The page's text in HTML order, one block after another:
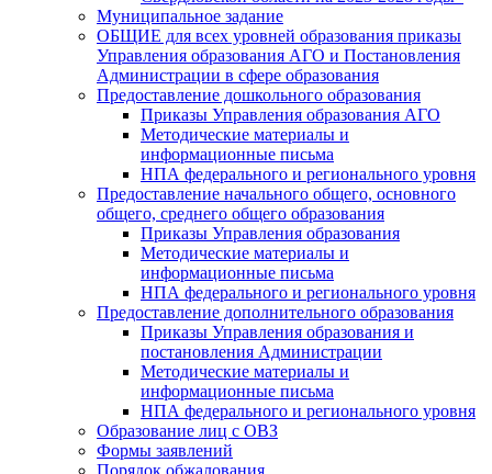
Муниципальное задание
ОБЩИЕ для всех уровней образования приказы
Управления образования АГО и Постановления
Администрации в сфере образования
Предоставление дошкольного образования
Приказы Управления образования АГО
Методические материалы и
информационные письма
НПА федерального и регионального уровня
Предоставление начального общего, основного
общего, среднего общего образования
Приказы Управления образования
Методические материалы и
информационные письма
НПА федерального и регионального уровня
Предоставление дополнительного образования
Приказы Управления образования и
постановления Администрации
Методические материалы и
информационные письма
НПА федерального и регионального уровня
Образование лиц с ОВЗ
Формы заявлений